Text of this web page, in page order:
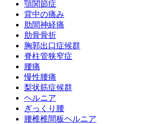
顎関節症
背中の痛み
肋間神経痛
肋骨骨折
胸郭出口症候群
脊柱管狭窄症
腰痛
慢性腰痛
梨状筋症候群
ヘルニア
ぎっくり腰
腰椎椎間板ヘルニア